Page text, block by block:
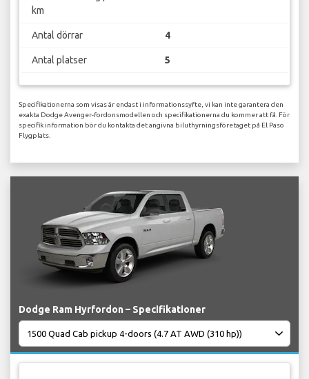
km
Antal dörrar 4
Antal platser 5
Specifikationerna som visas är endast i informationssyfte, vi kan inte garantera den
exakta Dodge Avenger-fordonsmodellen och specifikationerna du kommer att få. För
specifik information bör du kontakta det angivna biluthyrningsföretaget på El Paso
Flygplats.
Dodge Ram Hyrfordon – Specifikationer